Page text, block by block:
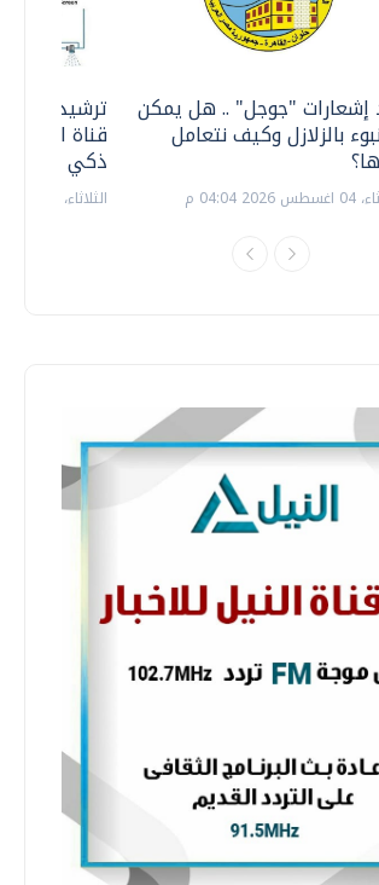
ترشيدا
قناة
ذكي
الثلاثاء، 14 يوليو 2026 06:11 م
إشعارات "جوجل" .. هل يمكن
بالزلازل وكيف نتعامل
04:04 م